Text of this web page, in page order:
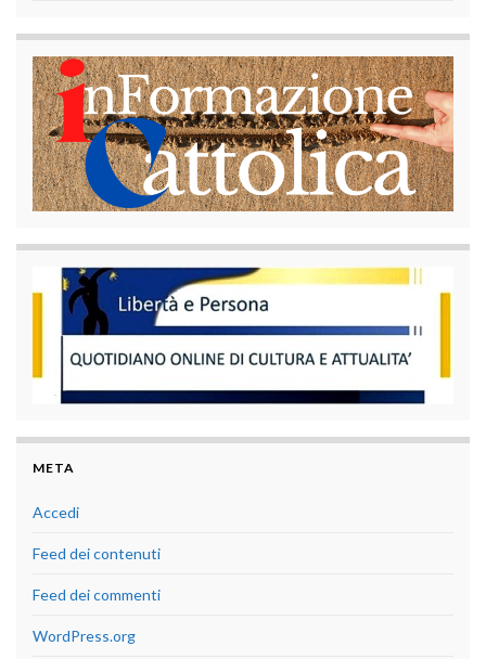
META
Accedi
Feed dei contenuti
Feed dei commenti
WordPress.org